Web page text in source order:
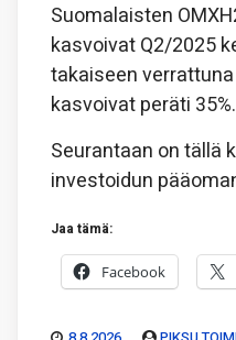
Suomalaisten
kasvoivat Q2/2025
takaiseen
kasvoivat peräti 35%.
Seurantaan on tällä
investoidun
Jaa tämä:
Facebook